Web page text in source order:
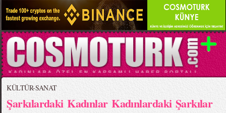
KÜLTÜR-SANAT
Şarkılardaki Kadınlar Kadınlardaki Şarkılar